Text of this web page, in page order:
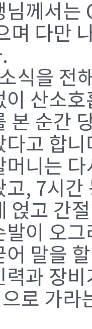
님께서는
며 다만
식을 전
이 산소
본 순간
다고 합니
머니는
고, 7시간
얹고 간
발이 오
어 말을
력과 장
로 가라